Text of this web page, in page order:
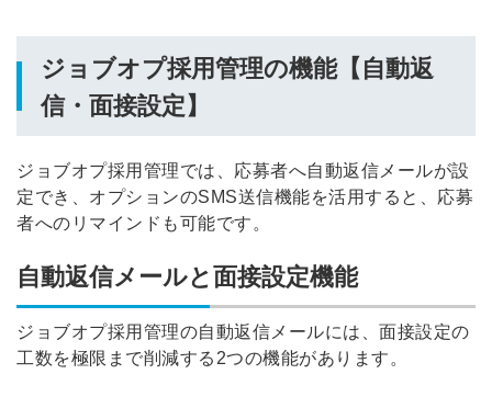
ジョブオプ採用管理の機能【自動返
信・面接設定】
ジョブオプ採用管理では、応募者へ自動返信メールが設
定でき、オプションのSMS送信機能を活用すると、応募
者へのリマインドも可能です。
自動返信メールと面接設定機能
ジョブオプ採用管理の自動返信メールには、面接設定の
工数を極限まで削減する2つの機能があります。